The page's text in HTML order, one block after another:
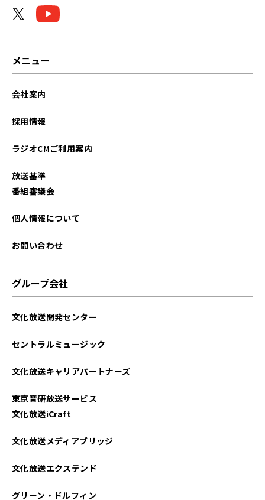
メニュー
会社案内
採用情報
ラジオCMご利用案内
放送基準
番組審議会
個人情報について
お問い合わせ
グループ会社
文化放送開発センター
セントラルミュージック
文化放送キャリアパートナーズ
東京音研放送サービス
文化放送iCraft
文化放送メディアブリッジ
文化放送エクステンド
グリーン・ドルフィン